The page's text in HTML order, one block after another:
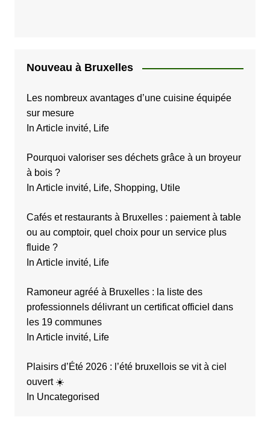
Nouveau à Bruxelles
Les nombreux avantages d’une cuisine équipée
sur mesure
In Article invité, Life
Pourquoi valoriser ses déchets grâce à un broyeur
à bois ?
In Article invité, Life, Shopping, Utile
Cafés et restaurants à Bruxelles : paiement à table
ou au comptoir, quel choix pour un service plus
fluide ?
In Article invité, Life
Ramoneur agréé à Bruxelles : la liste des
professionnels délivrant un certificat officiel dans
les 19 communes
In Article invité, Life
Plaisirs d’Été 2026 : l’été bruxellois se vit à ciel
ouvert ☀️
In Uncategorised